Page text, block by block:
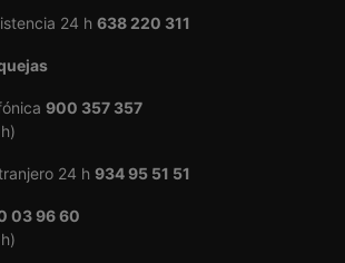
24 h 638 220 311
900 357 357
24 h 934 95 51 51
03 96 60